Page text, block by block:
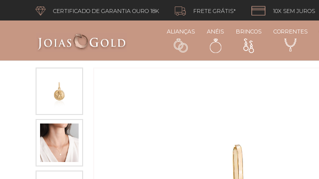
CERTIFICADO DE GARANTIA OURO 18K FRETE GRÁTIS* 10X SEM JUROS
ALIANÇAS ANÉIS BRINCOS CORRENTES